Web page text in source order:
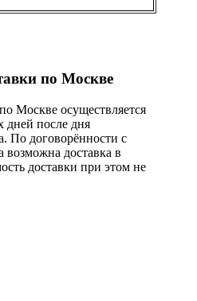
по Москве
Москве осуществляется
дней после дня
По договорённости с
возможна доставка в
доставки при этом не